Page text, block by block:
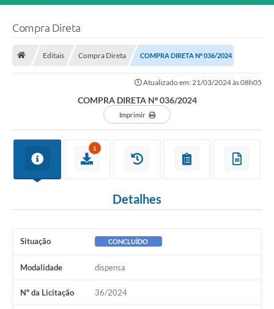
LEIS MUNICIPAIS
Diário Oficial
Ouvidoria
COVID19
Contas Públicas
SIC
Compra Direta
Editais Compra Direta COMPRA DIRETA Nº 036/2024
Atualizado em: 21/03/2024 às 08h05
COMPRA DIRETA Nº 036/2024
Imprimir
1
Detalhes
Situação CONCLUÍDO
Modalidade dispensa
Nº da Licitação 36/2024